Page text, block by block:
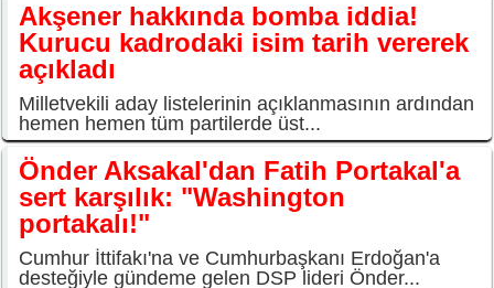
Akşener hakkında bomba iddia!
Kurucu kadrodaki isim tarih vererek
açıkladı
Milletvekili aday listelerinin açıklanmasının ardından
hemen hemen tüm partilerde üst...
Önder Aksakal'dan Fatih Portakal'a
sert karşılık: "Washington
portakalı!"
Cumhur İttifakı'na ve Cumhurbaşkanı Erdoğan'a
desteğiyle gündeme gelen DSP lideri Önder...